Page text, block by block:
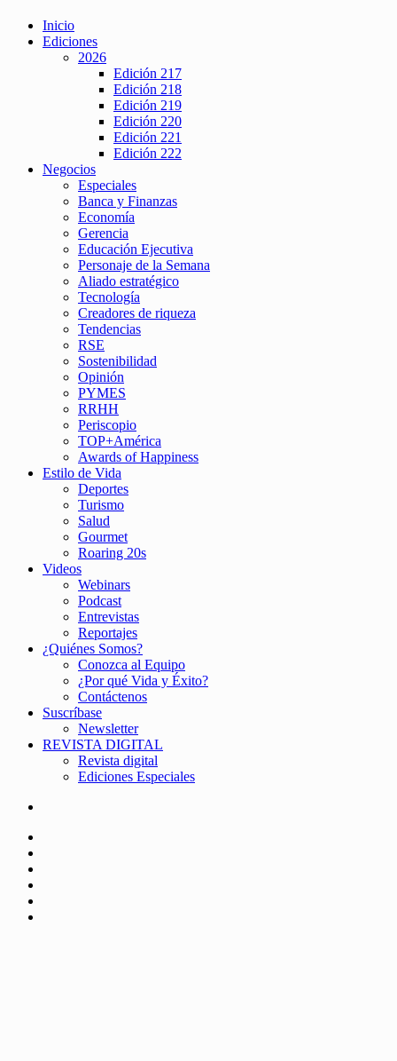
Inicio
Ediciones
2026
Edición 217
Edición 218
Edición 219
Edición 220
Edición 221
Edición 222
Negocios
Especiales
Banca y Finanzas
Economía
Gerencia
Educación Ejecutiva
Personaje de la Semana
Aliado estratégico
Tecnología
Creadores de riqueza
Tendencias
RSE
Sostenibilidad
Opinión
PYMES
RRHH
Periscopio
TOP+América
Awards of Happiness
Estilo de Vida
Deportes
Turismo
Salud
Gourmet
Roaring 20s
Videos
Webinars
Podcast
Entrevistas
Reportajes
¿Quiénes Somos?
Conozca al Equipo
¿Por qué Vida y Éxito?
Contáctenos
Suscríbase
Newsletter
REVISTA DIGITAL
Revista digital
Ediciones Especiales